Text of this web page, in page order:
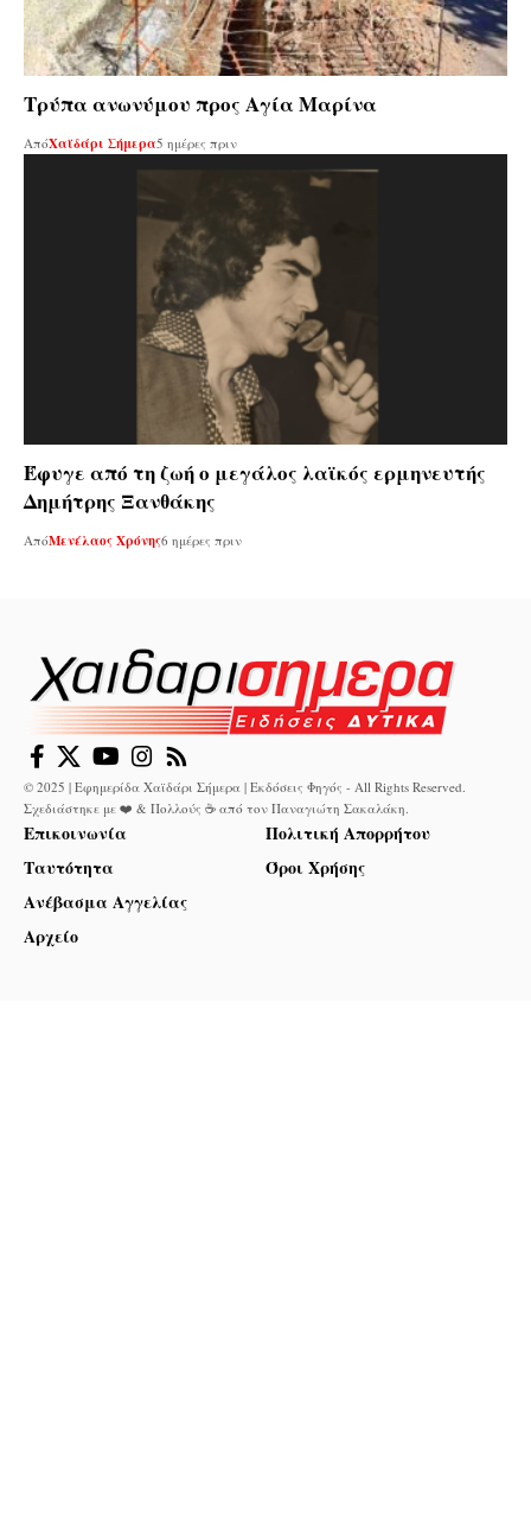
Τρύπα ανωνύμου προς Αγία Μαρίνα
ΑπόΧαϊδάρι Σήμερα5 ημέρες πριν
Έφυγε από τη ζωή ο μεγάλος λαϊκός ερμηνευτής
Δημήτρης Ξανθάκης
ΑπόΜενέλαος Χρόνης6 ημέρες πριν
© 2025 | Εφημερίδα Χαϊδάρι Σήμερα | Εκδόσεις Φηγός - All Rights Reserved.
Σχεδιάστηκε με ❤️ & Πολλούς ☕ από τον Παναγιώτη Σακαλάκη.
Επικοινωνία
Ταυτότητα
Ανέβασμα Αγγελίας
Αρχείο
Πολιτική Απορρήτου
Όροι Χρήσης